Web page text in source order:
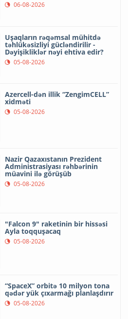
06-08-2026
Uşaqların rəqəmsal mühitdə
təhlükəsizliyi gücləndirilir -
Dəyişikliklər nəyi ehtiva edir?
05-08-2026
Azercell-dən illik “ZengimCELL”
xidməti
05-08-2026
Nazir Qazaxıstanın Prezident
Administrasiyası rəhbərinin
müavini ilə görüşüb
05-08-2026
"Falcon 9" raketinin bir hissəsi
Ayla toqquşacaq
05-08-2026
“SpaceX” orbitə 10 milyon tona
qədər yük çıxarmağı planlaşdırır
05-08-2026